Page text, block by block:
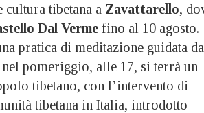
tibetana a Zavattarello,
Dal Verme fino al 10 agosto.
pratica di meditazione guidata da
pomeriggio, alle 17, si terrà un
tibetano, con l’intervento di
tibetana in Italia, introdotto